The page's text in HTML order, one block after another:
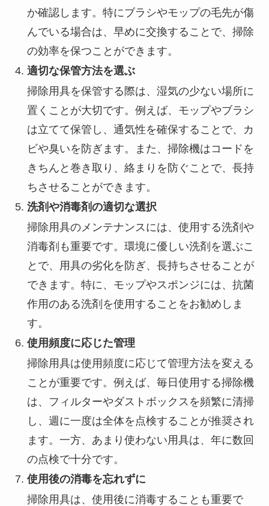
か確認します。特にブラシやモップの毛先が傷
んでいる場合は、早めに交換することで、掃除
の効率を保つことができます。
適切な保管方法を選ぶ
掃除用具を保管する際は、湿気の少ない場所に
置くことが大切です。例えば、モップやブラシ
は立てて保管し、通気性を確保することで、カ
ビや臭いを防ぎます。また、掃除機はコードを
きちんと巻き取り、絡まりを防ぐことで、長持
ちさせることができます。
洗剤や消毒剤の適切な選択
掃除用具のメンテナンスには、使用する洗剤や
消毒剤も重要です。環境に優しい洗剤を選ぶこ
とで、用具の劣化を防ぎ、長持ちさせることが
できます。特に、モップやスポンジには、抗菌
作用のある洗剤を使用することをお勧めしま
す。
使用頻度に応じた管理
掃除用具は使用頻度に応じて管理方法を変える
ことが重要です。例えば、毎日使用する掃除機
は、フィルターやダストボックスを頻繁に清掃
し、週に一度は全体を点検することが推奨され
ます。一方、あまり使わない用具は、年に数回
の点検で十分です。
使用後の消毒を忘れずに
掃除用具は、使用後に消毒することも重要で